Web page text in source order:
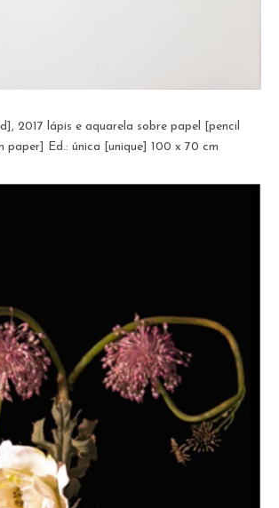
2017 lápis e aquarela sobre papel [pencil
paper] Ed.: única [unique] 100 x 70 cm